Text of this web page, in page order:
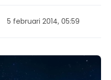
5 februari 2014, 05:59